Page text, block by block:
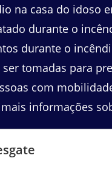
na casa do idoso
durante o
durante o
tomadas para
com
informações